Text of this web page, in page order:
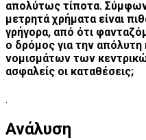
απολύτως τίποτα.
μετρητά χρήματα είναι
γρήγορα, από ότι
ο δρόμος για την
νομισμάτων των
ασφαλείς οι καταθέσεις;
.
Ανάλυση